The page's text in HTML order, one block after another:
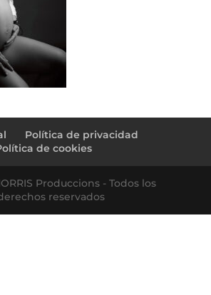
Política de privacidad
de cookies
Produccions - Todos los
reservados